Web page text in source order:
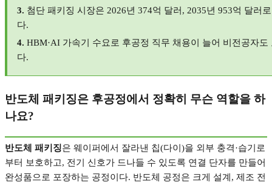
3. 첨단 패키징 시장은 2026년 374억 달러 , 2035년 953억 달러
다.
4. HBM·AI 가속기 수요로 후공정 직무 채용이 늘어 비전공자
다.
반도체 패키징은 후공정에서 정확히 무슨 역할을 하
나요?
반도체 패키징은 웨이퍼에서 잘라낸 칩(다이 )을 외부 충격·습기로
부터 보호하고, 전기 신호가 드나들 수 있도록 연결 단자를 만들어
완성품으로 포장하는 공정이다. 반도체 공정은 크게 설계 , 제조 전